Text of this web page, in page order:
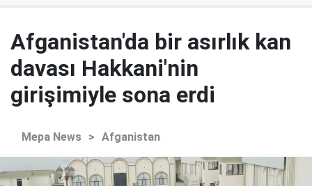
Afganistan'da bir asırlık kan
davası Hakkani'nin
girişimiyle sona erdi
Mepa News > Afganistan